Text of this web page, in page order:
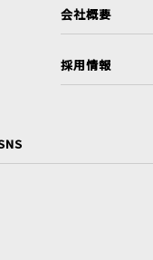
会社概要
採用情報